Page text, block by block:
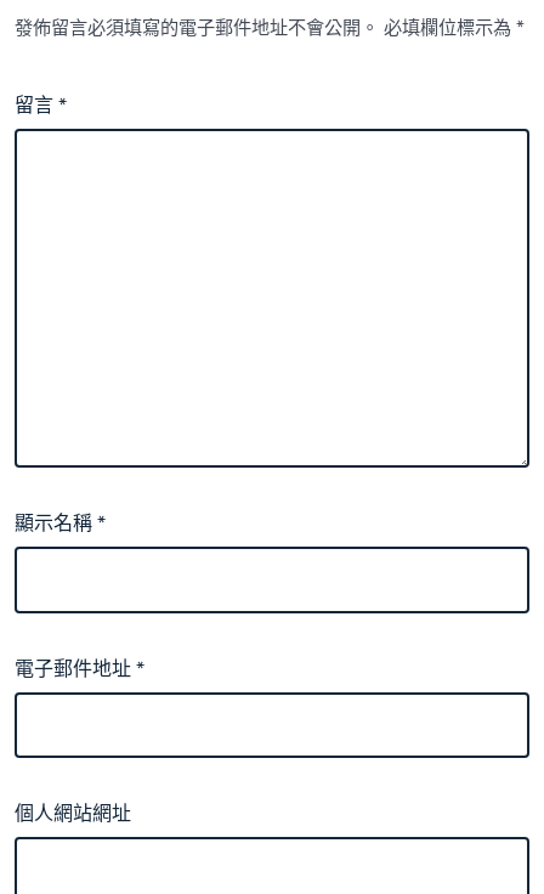
發佈留言必須填寫的電子郵件地址不會公開。 必填欄位標示為*
留言*
顯示名稱*
電子郵件地址*
個人網站網址